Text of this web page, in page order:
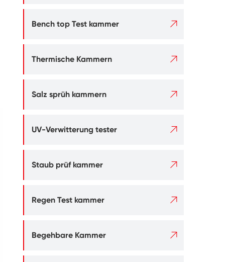
Bench top Test kammer 
Thermische Kammern 
Salz sprüh kammern 
UV-Verwitterung tester 
Staub prüf kammer 
Regen Test kammer 
Begehbare Kammer 